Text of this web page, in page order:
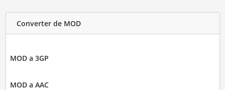
Converter de MOD
MOD a 3GP
MOD a AAC